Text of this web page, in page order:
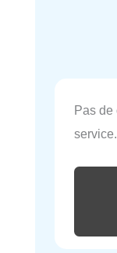
Pas
service.